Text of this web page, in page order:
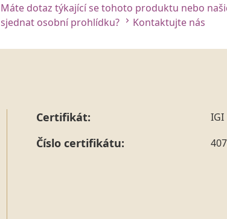
Máte dotaz týkající se tohoto produktu nebo
sjednat osobní prohlídku?
Kontaktujte nás
Certifikát: IGI
Číslo certifikátu: